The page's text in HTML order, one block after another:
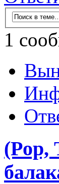
1
(Pop,